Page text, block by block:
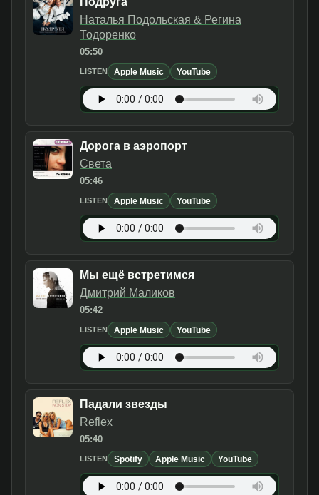
Наталья Подольская & Регина
Тодоренко
05:50
LISTEN Apple Music YouTube
Дорога в аэропорт
Света
05:46
LISTEN Apple Music YouTube
Мы ещё встретимся
Дмитрий Маликов
05:42
LISTEN Apple Music YouTube
Падали звезды
Reflex
05:40
LISTEN Spotify Apple Music YouTube